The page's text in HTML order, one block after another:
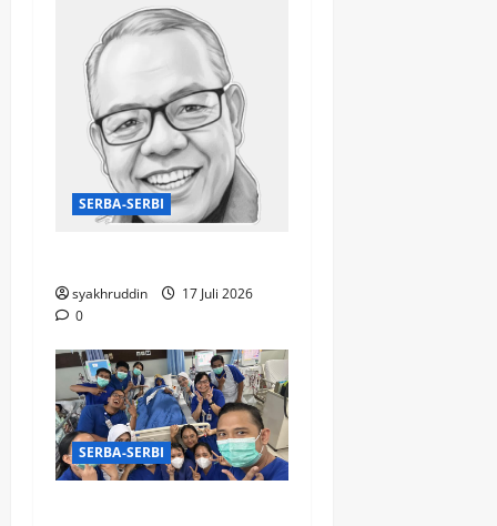
SERBA-SERBI
syakhruddin
17 Juli 2026
0
SERBA-SERBI